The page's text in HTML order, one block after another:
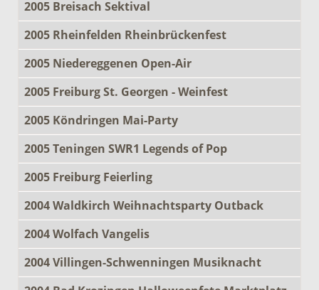
2005 Breisach Sektival
2005 Rheinfelden Rheinbrückenfest
2005 Niedereggenen Open-Air
2005 Freiburg St. Georgen - Weinfest
2005 Köndringen Mai-Party
2005 Teningen SWR1 Legends of Pop
2005 Freiburg Feierling
2004 Waldkirch Weihnachtsparty Outback
2004 Wolfach Vangelis
2004 Villingen-Schwenningen Musiknacht